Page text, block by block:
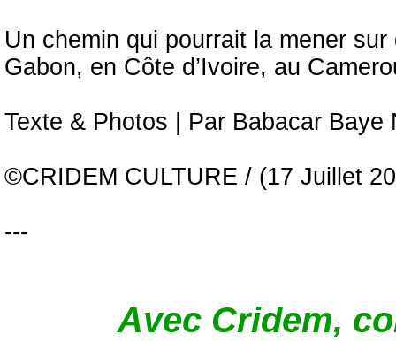
Un chemin qui pourrait la mener
Gabon, en Côte d’Ivoire, au
Texte & Photos | Par Babacar Baye
©CRIDEM CULTURE / (17 Juillet
---
Avec Cridem,